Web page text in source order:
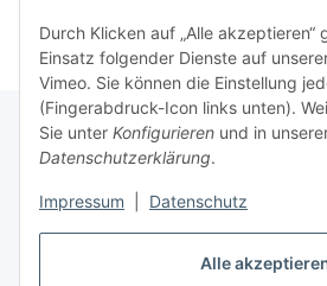
Alle
Durch Klicken auf „Alle akzeptieren“
Einsatz folgender Dienste auf
Vimeo. Sie können die Einstellung
(Fingerabdruck-Icon links unten).
Sie unter Konfigurieren und in
Datenschutzerklärung.
Impressum Datenschutz
Gesetzliche Informationen